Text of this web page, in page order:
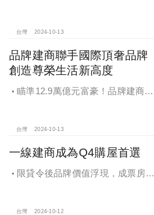
台灣 2024-10-13
品牌建商聯手國際頂奢品牌
創造尊榮生活新高度
瞄準12.9萬億元富豪！品牌建商聯
台灣 2024-10-13
一線建商成為Q4購屋首選
限貸令後品牌價值浮現，成票房保
台灣 2024-10-12